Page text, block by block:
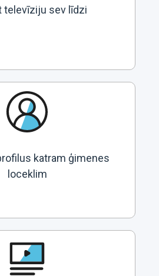
televīziju sev līdzi
katram ģimenes
loceklim